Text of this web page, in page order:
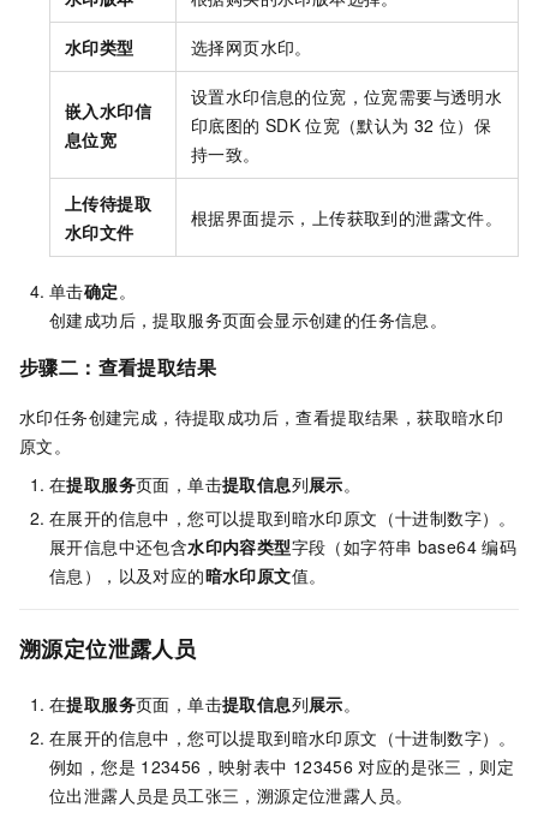
水印类型 选择网页水印。
嵌入水印信
息位宽
设置水印信息的位宽，位宽需要与透明水
印底图的 SDK 位宽（默认为 32 位）保
持一致。
上传待提取
水印文件
根据界面提示，上传获取到的泄露文件。
单击确定 。
创建成功后，提取服务页面会显示创建的任务信息。
步骤二：查看提取结果
水印任务创建完成，待提取成功后，查看提取结果，获取暗水印
原文。
在提取服务页面，单击提取信息列展示。
在展开的信息中，您可以提取到暗水印原文（十进制数字）。
展开信息中还包含水印内容类型字段（如字符串 base64 编码
信息），以及对应的暗水印原文值。
溯源定位泄露人员
在提取服务页面，单击提取信息列展示。
在展开的信息中，您可以提取到暗水印原文（十进制数字）。
例如，您是 123456，映射表中 123456 对应的是张三，则定
位出泄露人员是员工张三，溯源定位泄露人员。